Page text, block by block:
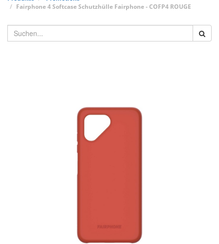
Fairphone 4 Softcase Schutzhülle Fairphone- COFP4 ROUGE